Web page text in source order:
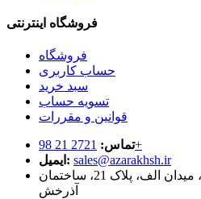
فروشگاه اینترنتی
فروشگاه
حساب کاربری
سبد خرید
تسویه حساب
قوانین و مقررات
تماس:2721 21 98+
ایمیل: sales@azarakhsh.ir
تهران، زعفرانیه، میدان الف، پلاک 21، ساختمان
آذرخش